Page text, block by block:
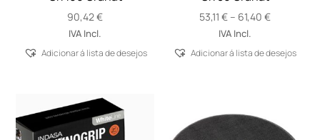
90,42€
IVA Incl.
Adicionar á lista de desejos
53,11 € – 61,40 €Price
through
IVA Incl.
Adicionar á lista de desejos